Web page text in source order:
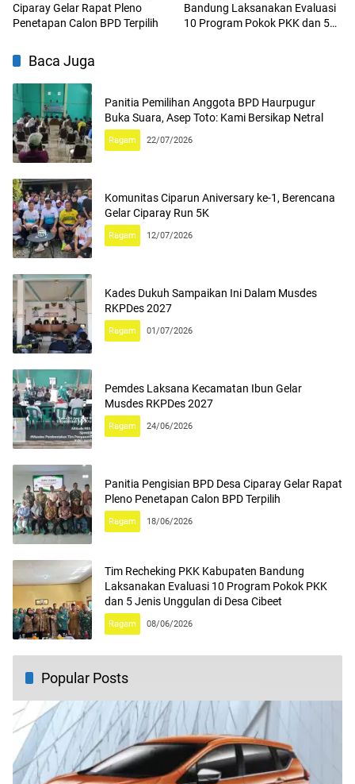
Ciparay Gelar Rapat Pleno
Penetapan Calon BPD Terpilih
Bandung Laksanakan Evaluasi
10 Program Pokok PKK dan 5
Baca Juga
Panitia Pemilihan Anggota BPD Haurpugur
Buka Suara, Asep Toto: Kami Bersikap Netral
Ragam 22/07/2026
Komunitas Ciparun Aniversary ke-1, Berencana
Gelar Ciparay Run 5K
Ragam 12/07/2026
Kades Dukuh Sampaikan Ini Dalam Musdes
RKPDes 2027
Ragam 01/07/2026
Pemdes Laksana Kecamatan Ibun Gelar
Musdes RKPDes 2027
Ragam 24/06/2026
Panitia Pengisian BPD Desa Ciparay Gelar Rapat
Pleno Penetapan Calon BPD Terpilih
Ragam 18/06/2026
Tim Recheking PKK Kabupaten Bandung
Laksanakan Evaluasi 10 Program Pokok PKK
dan 5 Jenis Unggulan di Desa Cibeet
Ragam 08/06/2026
Popular Posts